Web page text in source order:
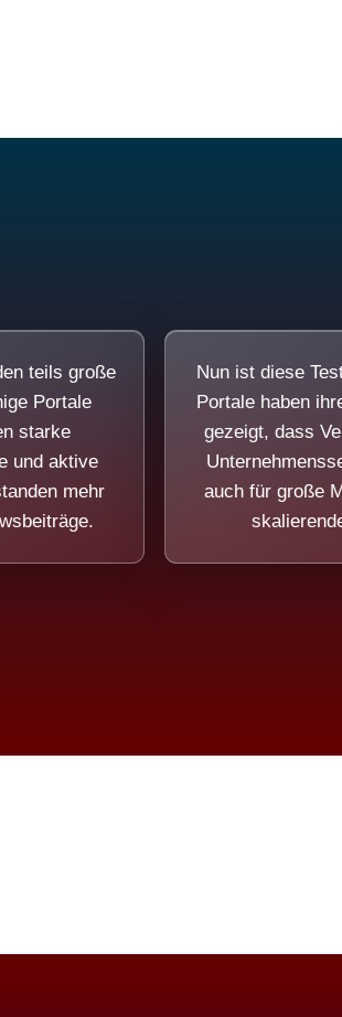
teils große
Portale
starke
und aktive
mehr
Nun ist diese
Portale haben
gezeigt, dass
auch für große